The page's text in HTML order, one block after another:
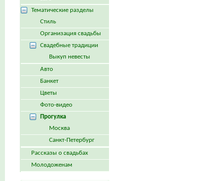
Тематические разделы
Стиль
Организация свадьбы
Свадебные традиции
Выкуп невесты
Авто
Банкет
Цветы
Фото-видео
Прогулка
Москва
Санкт-Петербург
Рассказы о свадьбах
Молодоженам